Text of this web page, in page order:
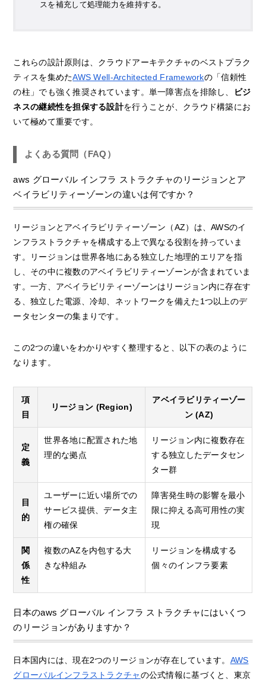
スを補充して処理能力を維持する。
これらの設計原則は、クラウドアーキテクチャのベストプラク
ティスを集めたAWS Well-Architected Frameworkの「信頼性
の柱」でも強く推奨されています。単一障害点を排除し、
ビジ
ネスの継続性を担保する設計を行うことが、クラウド構築にお
いて極めて重要です。
よくある質問（FAQ）
aws グローバル インフラ ストラクチャのリージョンとア
ベイラビリティーゾーンの違いは何ですか？
リージョンとアベイラビリティーゾーン（AZ）は、AWSのイ
ンフラストラクチャを構成する上で異なる役割を持っていま
す。リージョンは世界各地にある独立した地理的エリアを指
し、その中に複数のアベイラビリティーゾーンが含まれていま
す。一方、アベイラビリティーゾーンはリージョン内に存在す
る、独立した電源、冷却、ネットワークを備えた1つ以上のデ
ータセンターの集まりです。
この2つの違いをわかりやすく整理すると、以下の表のように
なります。
項
目
リージョン (Region)
アベイラビリティーゾー
ン (AZ)
定
義
世界各地に配置された地
理的な拠点
リージョン内に複数存在
する独立したデータセン
ター群
目
的
ユーザーに近い場所での
サービス提供、データ主
権の確保
障害発生時の影響を最小
限に抑える高可用性の実
現
関
係
性
複数のAZを内包する大
きな枠組み
リージョンを構成する
個々のインフラ要素
日本のaws グローバル インフラ ストラクチャにはいくつ
のリージョンがありますか？
日本国内には、現在2つのリージョンが存在しています。 AWS
グローバルインフラストラクチャの公式情報に基づくと、東京